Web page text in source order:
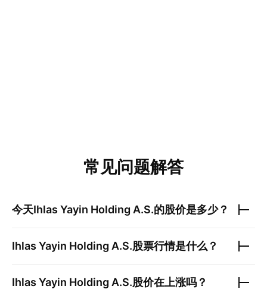
常见问题解答
今天Ihlas Yayin Holding A.S.的股价是多少？
Ihlas Yayin Holding A.S.股票行情是什么？
Ihlas Yayin Holding A.S.股价在上涨吗？